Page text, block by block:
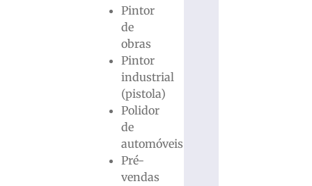
Pintor
de
obras
Pintor
industrial
(pistola)
Polidor
de
automóveis
Pré-
vendas